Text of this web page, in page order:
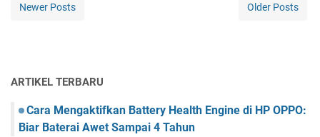
Newer Posts Older Posts
ARTIKEL TERBARU
Cara Mengaktifkan Battery Health Engine di HP OPPO:
Biar Baterai Awet Sampai 4 Tahun